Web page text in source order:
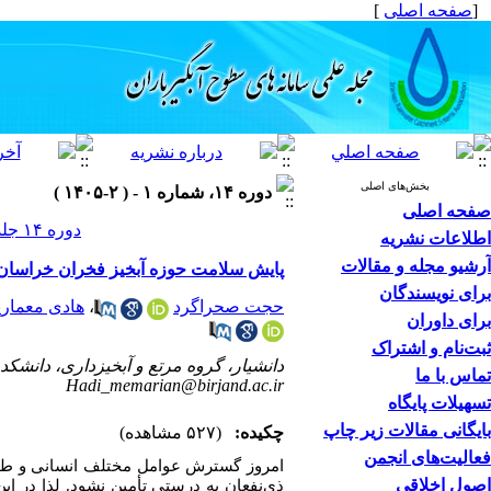
[صفحه اصلی ]
بخش‌های اصلی
صفحه اصلی
اطلاعات نشریه
آرشیو مجله و مقالات
برای نویسندگان
برای داوران
ثبت‌نام و اشتراک
تماس با ما
تسهیلات پایگاه
بایگانی مقالات زیر چاپ
فعالیت‌های انجمن
اصول اخلاقی
دوره ۱۴، شماره ۱ - ( ۲-۱۴۰۵ )
دوره ۱۴ جلد ۱ صفحات ۸۸-۷۱
پایش سلامت حوزه آبخیز فخران
حجت صحراگرد ، هادی
دانشیار، گروه مرتع و آبخیزداری،
Hadi_memarian@birjand.ac.ir
چکیده: (۵۲۷ مشاهده)
امروز گسترش عوامل مختلف انسانی و
ذی‌نفعان به درستی تأمین نشود. لذا